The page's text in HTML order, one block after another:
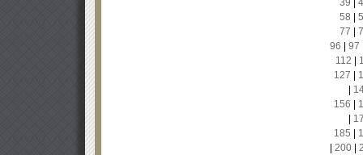
39
58
77
96
97
112
127
156
185
200|